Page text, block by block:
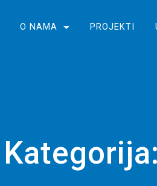
O NAMA PROJEKTI
Kategorija: